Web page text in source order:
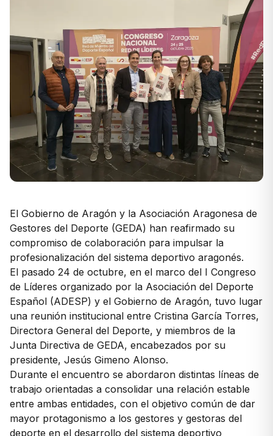
El Gobierno de Aragón y la Asociación Aragonesa de
Gestores del Deporte (GEDA) han reafirmado su
compromiso de colaboración para impulsar la
profesionalización del sistema deportivo aragonés.
El pasado 24 de octubre, en el marco del I Congreso
de Líderes organizado por la Asociación del Deporte
Español (ADESP) y el Gobierno de Aragón, tuvo lugar
una reunión institucional entre Cristina García Torres,
Directora General del Deporte, y miembros de la
Junta Directiva de GEDA, encabezados por su
presidente, Jesús Gimeno Alonso.
Durante el encuentro se abordaron distintas líneas de
trabajo orientadas a consolidar una relación estable
entre ambas entidades, con el objetivo común de dar
mayor protagonismo a los gestores y gestoras del
deporte en el desarrollo del sistema deportivo